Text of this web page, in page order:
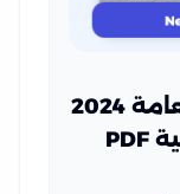
تحميل امتحانات الثانوية العامة 2024
الدور الأول بالإجابات الرسمية PDF